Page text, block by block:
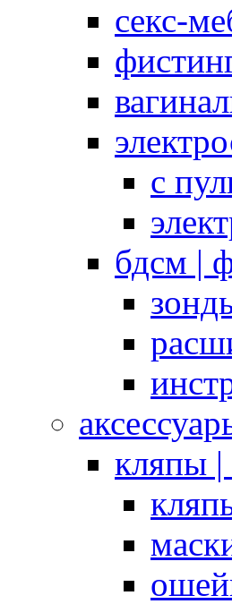
секс-
с
бдсм |
кляпы |